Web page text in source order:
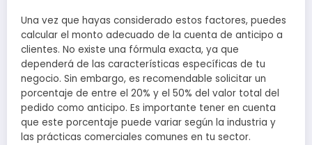
Una vez que hayas considerado estos factores, puedes
calcular el monto adecuado de la cuenta de anticipo a
clientes. No existe una fórmula exacta, ya que
dependerá de las características específicas de tu
negocio. Sin embargo, es recomendable solicitar un
porcentaje de entre el 20% y el 50% del valor total del
pedido como anticipo. Es importante tener en cuenta
que este porcentaje puede variar según la industria y
las prácticas comerciales comunes en tu sector.